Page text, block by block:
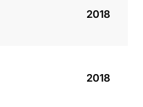
2018
2018